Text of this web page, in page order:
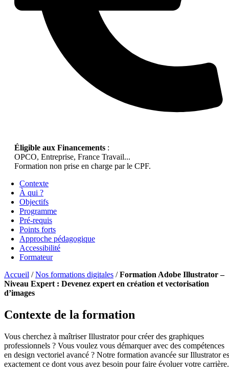
Éligible aux Financements :
OPCO, Entreprise, France Travail...
Formation non prise en charge par le CPF.
Contexte
À qui ?
Objectifs
Programme
Pré-requis
Points forts
Approche pédagogique
Accessibilité
Formateur
Accueil /Nos formations digitales /Formation Adobe Illustrator –
Niveau Expert : Devenez expert en création et vectorisation
d’images
Contexte de la formation
Vous cherchez à maîtriser Illustrator pour créer des graphiques
professionnels ? Vous voulez vous démarquer avec des compétences
en design vectoriel avancé ? Notre formation avancée sur Illustrator
exactement ce dont vous avez besoin pour faire évoluer votre carrière.